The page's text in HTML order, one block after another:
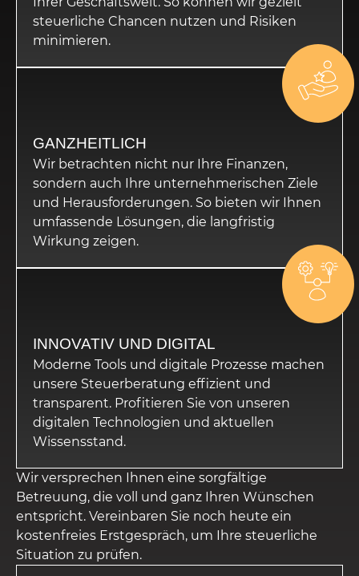
steuerliche Chancen nutzen und Risiken
minimieren.
GANZHEITLICH
Wir betrachten nicht nur Ihre Finanzen,
sondern auch Ihre unternehmerischen Ziele
und Herausforderungen. So bieten wir Ihnen
umfassende Lösungen, die langfristig
Wirkung zeigen.
INNOVATIV UND DIGITAL
Moderne Tools und digitale Prozesse machen
unsere Steuerberatung effizient und
transparent. Profitieren Sie von unseren
digitalen Technologien und aktuellen
Wissensstand.
Wir versprechen Ihnen eine sorgfältige
Betreuung, die voll und ganz Ihren Wünschen
entspricht. Vereinbaren Sie noch heute ein
kostenfreies Erstgespräch, um Ihre steuerliche
Situation zu prüfen.